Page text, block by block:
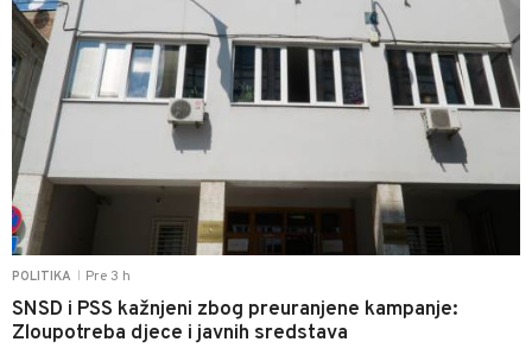
POLITIKA Pre 3 h
SNSD i PSS kažnjeni zbog preuranjene kampanje:
Zloupotreba djece i javnih sredstava